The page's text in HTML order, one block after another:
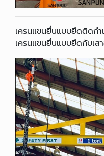
เครนแขนยื่นแบบยึดติดก
เครนแขนยื่นแบบยึดกับเส